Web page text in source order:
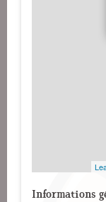
Informations